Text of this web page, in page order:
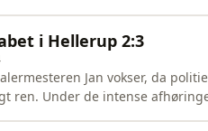
i Hellerup 2:3
Jan vokser, da
ren. Under de intense